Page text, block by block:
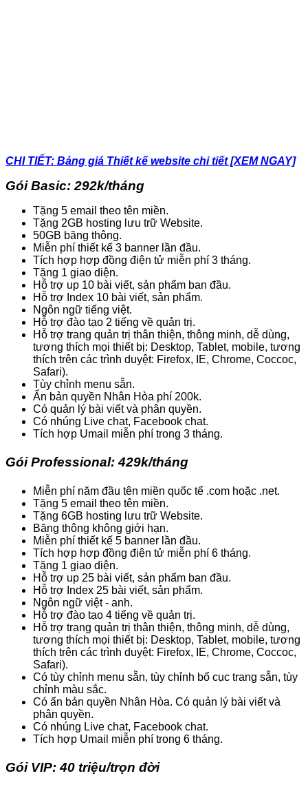
CHI TIẾT: Bảng giá Thiết kế website chi tiết [XEM NGAY]
Gói Basic: 292k/tháng
Tặng 5 email theo tên miền.
Tặng 2GB hosting lưu trữ Website.
50GB băng thông.
Miễn phí thiết kế 3 banner lần đầu.
Tích hợp hợp đồng điện tử miễn phí 3 tháng.
Tặng 1 giao diện.
Hỗ trợ up 10 bài viết, sản phẩm ban đầu.
Hỗ trợ Index 10 bài viết, sản phẩm.
Ngôn ngữ tiếng việt.
Hỗ trợ đào tạo 2 tiếng về quản trị.
Hỗ trợ trang quản trị thân thiện, thông minh, dễ dùng,
tương thích mọi thiết bị: Desktop, Tablet, mobile, tương
thích trên các trình duyệt: Firefox, IE, Chrome, Coccoc,
Safari).
Tùy chỉnh menu sẵn.
Ẩn bản quyền Nhân Hòa phí 200k.
Có quản lý bài viết và phân quyền.
Có nhúng Live chat, Facebook chat.
Tích hợp Umail miễn phí trong 3 tháng.
Gói Professional: 429k/tháng
Miễn phí năm đầu tên miền quốc tế .com hoặc .net.
Tặng 5 email theo tên miền.
Tặng 6GB hosting lưu trữ Website.
Băng thông không giới hạn.
Miễn phí thiết kế 5 banner lần đầu.
Tích hợp hợp đồng điện tử miễn phí 6 tháng.
Tặng 1 giao diện.
Hỗ trợ up 25 bài viết, sản phẩm ban đầu.
Hỗ trợ Index 25 bài viết, sản phẩm.
Ngôn ngữ việt - anh.
Hỗ trợ đào tạo 4 tiếng về quản trị.
Hỗ trợ trang quản trị thân thiện, thông minh, dễ dùng,
tương thích mọi thiết bị: Desktop, Tablet, mobile, tương
thích trên các trình duyệt: Firefox, IE, Chrome, Coccoc,
Safari).
Có tùy chỉnh menu sẵn, tùy chỉnh bố cục trang sẵn, tùy
chỉnh màu sắc.
Có ẩn bản quyền Nhân Hòa. Có quản lý bài viết và
phân quyền.
Có nhúng Live chat, Facebook chat.
Tích hợp Umail miễn phí trong 6 tháng.
Gói VIP: 40 triệu/trọn đời